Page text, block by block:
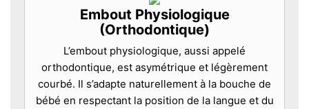
Embout Physiologique
(Orthodontique)
L’embout physiologique, aussi appelé
orthodontique, est asymétrique et légèrement
courbé. Il s’adapte naturellement à la bouche de
bébé en respectant la position de la langue et du